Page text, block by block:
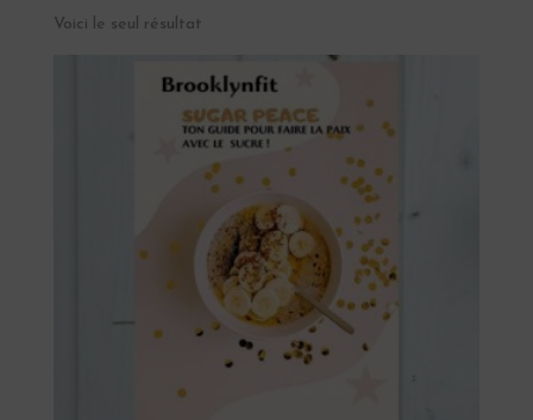
Voici le seul résultat